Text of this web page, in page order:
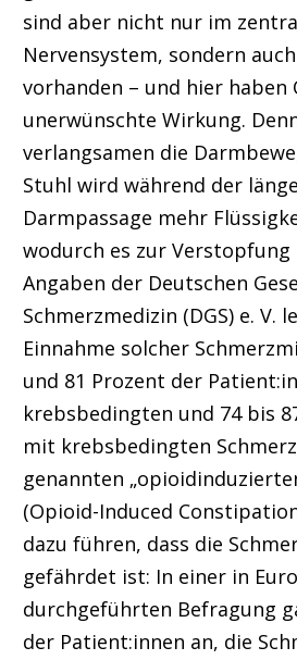
sind aber nicht nur im
Nervensystem, sondern
vorhanden – und hier haben
unerwünschte Wirkung.
verlangsamen die
Stuhl wird während der
Darmpassage mehr
wodurch es zur
Angaben der Deutschen
Schmerzmedizin (DGS) e. V.
Einnahme solcher
und 81 Prozent der
krebsbedingten und 74 bis
mit krebsbedingten
genannten
(Opioid-Induced
dazu führen, dass die
gefährdet ist: In einer in
durchgeführten Befragung
der Patient:innen an, die